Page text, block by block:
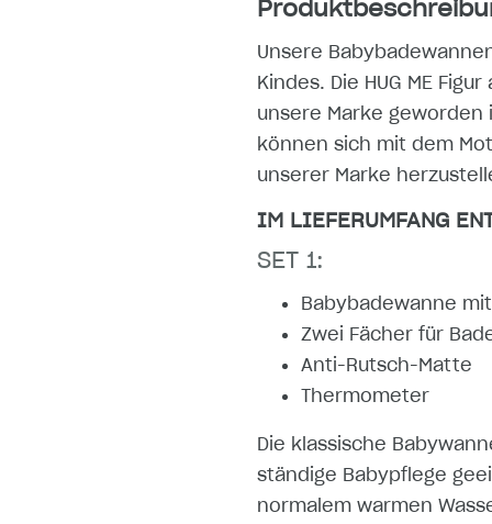
Unsere
Kindes. Die HUG ME
unsere Marke geworden
können sich mit dem
unserer Marke
IM LIEFERUMFANG
SET 1:
Babybadewanne
Zwei Fächer für
Anti-Rutsch-Matte
Thermometer
Die klassische
ständige Babypflege
normalem warmen